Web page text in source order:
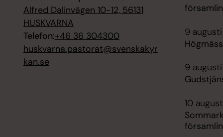
Alfred Dalinvägen 10-12, 56131
HUSKVARNA
Telefon:+46 36 304300
huskvarna.pastorat@svenskakyr
kan.se
9
9 augusti
10